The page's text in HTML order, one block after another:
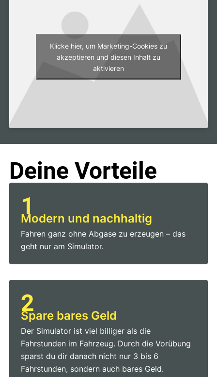
Klicke hier, um Marketing-Cookies zu
akzeptieren und diesen Inhalt zu
aktivieren
Deine Vorteile
1
Modern und nachhaltig
Fahren ganz ohne Abgase zu erzeugen – das
geht nur am Simulator.
2
Spare bares Geld
Der Simulator ist viel billiger als die
Fahrstunden im Fahrzeug. Durch die Vorübung
sparst du dir danach nicht nur 3 bis 6
Fahrstunden, sondern auch bares Geld.